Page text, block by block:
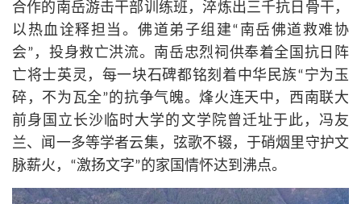
合作的南岳游击干部训练班，淬炼出三千抗日骨干，
以热血诠释担当。佛道弟子组建“南岳佛道救难协
会”，投身救亡洪流。南岳忠烈祠供奉着全国抗日阵
亡将士英灵，每一块石碑都铭刻着中华民族“宁为玉
碎，不为瓦全”的抗争气魄。烽火连天中，西南联大
前身国立长沙临时大学的文学院曾迁址于此，冯友
兰、闻一多等学者云集，弦歌不辍，于硝烟里守护文
脉薪火，“激扬文字”的家国情怀达到沸点。